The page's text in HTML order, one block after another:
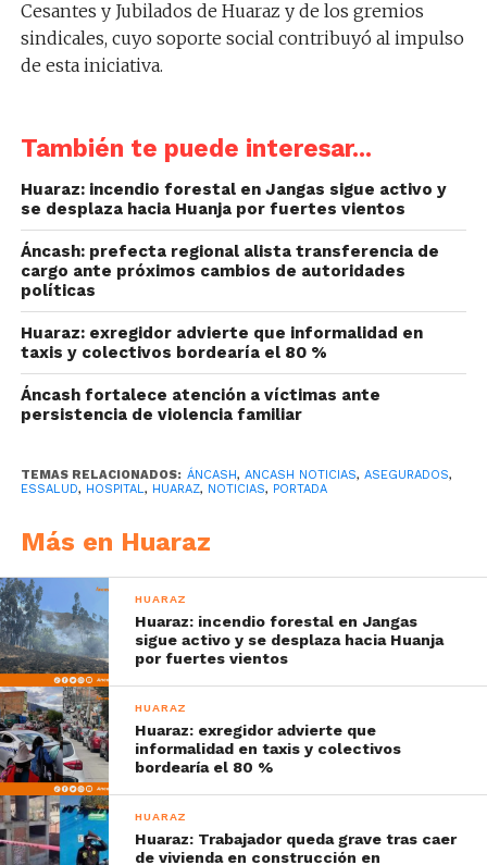
Cesantes y Jubilados de Huaraz y de los gremios
sindicales, cuyo soporte social contribuyó al impulso
de esta iniciativa.
También te puede interesar...
Huaraz: incendio forestal en Jangas sigue activo y
se desplaza hacia Huanja por fuertes vientos
Áncash: prefecta regional alista transferencia de
cargo ante próximos cambios de autoridades
políticas
Huaraz: exregidor advierte que informalidad en
taxis y colectivos bordearía el 80 %
Áncash fortalece atención a víctimas ante
persistencia de violencia familiar
TEMAS RELACIONADOS: ÁNCASH, ANCASH NOTICIAS, ASEGURADOS,
ESSALUD, HOSPITAL, HUARAZ, NOTICIAS, PORTADA
Más en Huaraz
HUARAZ
Huaraz: incendio forestal en Jangas
sigue activo y se desplaza hacia Huanja
por fuertes vientos
HUARAZ
Huaraz: exregidor advierte que
informalidad en taxis y colectivos
bordearía el 80 %
HUARAZ
Huaraz: Trabajador queda grave tras caer
de vivienda en construcción en